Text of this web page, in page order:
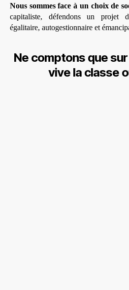
Nous sommes face à un choix de
capitaliste, défendons un projet
égalitaire, autogestionnaire et
Ne comptons que
vive la classe